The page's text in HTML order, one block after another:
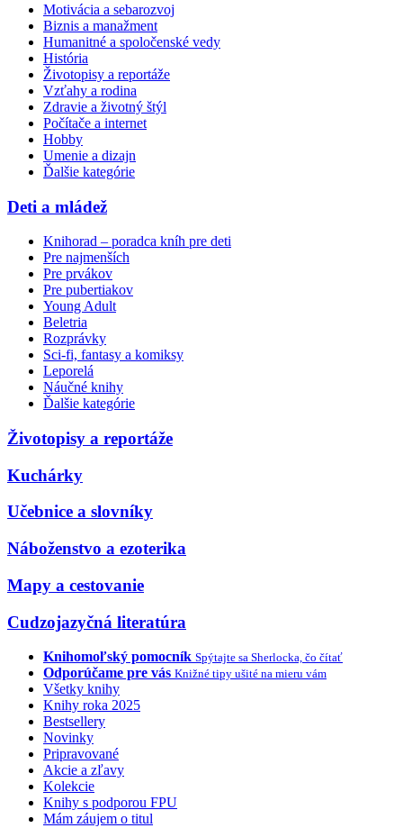
Motivácia a sebarozvoj
Biznis a manažment
Humanitné a spoločenské vedy
História
Životopisy a reportáže
Vzťahy a rodina
Zdravie a životný štýl
Počítače a internet
Hobby
Umenie a dizajn
Ďalšie kategórie
Deti a mládež
Knihorad – poradca kníh pre deti
Pre najmenších
Pre prvákov
Pre pubertiakov
Young Adult
Beletria
Rozprávky
Sci-fi, fantasy a komiksy
Leporelá
Náučné knihy
Ďalšie kategórie
Životopisy a reportáže
Kuchárky
Učebnice a slovníky
Náboženstvo a ezoterika
Mapy a cestovanie
Cudzojazyčná literatúra
Knihomoľský pomocník Spýtajte sa Sherlocka, čo čítať
Odporúčame pre vás Knižné tipy ušité na mieru vám
Všetky knihy
Knihy roka 2025
Bestsellery
Novinky
Pripravované
Akcie a zľavy
Kolekcie
Knihy s podporou FPU
Mám záujem o titul